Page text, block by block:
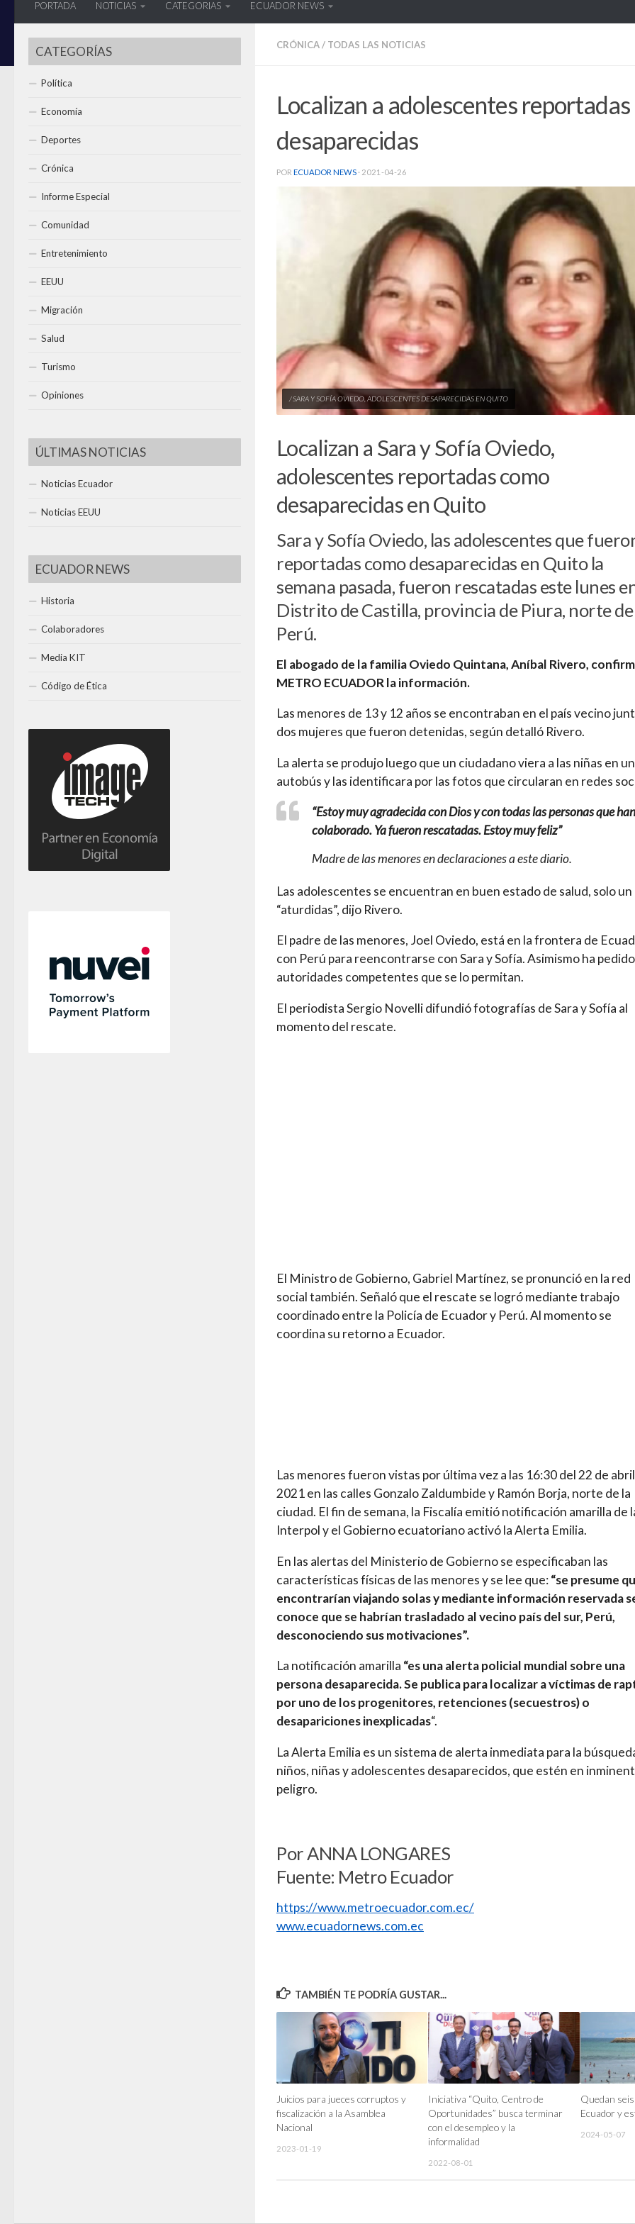
PORTADA NOTICIAS CATEGORIAS ECUADOR NEWS
CRÓNICA/ TODAS LAS NOTICIAS
Localizan a adolescentes
desaparecidas
POR ECUADOR NEWS · 2021-04-26
/ SARA Y SOFÍA OVIEDO, ADOLESCENTES DESAPARECIDAS EN QUITO
Localizan a Sara y Sofía Oviedo,
adolescentes reportadas como
desaparecidas en Quito
Sara y Sofía Oviedo, las adolescentes que
reportadas como desaparecidas en Quito la
semana pasada, fueron rescatadas este lunes
Distrito de Castilla, provincia de Piura, norte de
Perú.
El abogado de la familia Oviedo Quintana, Aníbal Rivero,
METRO ECUADOR la información.
Las menores de 13 y 12 años se encontraban en el país vecino
dos mujeres que fueron detenidas, según detalló Rivero.
La alerta se produjo luego que un ciudadano viera a las niñas en un
autobús y las identificara por las fotos que circularan en redes
“Estoy muy agradecida con Dios y con todas las personas que han
colaborado. Ya fueron rescatadas. Estoy muy feliz”
Madre de las menores en declaraciones a este diario.
Las adolescentes se encuentran en buen estado de salud, solo un
“aturdidas”, dijo Rivero.
El padre de las menores, Joel Oviedo, está en la frontera de
con Perú para reencontrarse con Sara y Sofía. Asimismo ha pedido
autoridades competentes que se lo permitan.
El periodista Sergio Novelli difundió fotografías de Sara y Sofía al
momento del rescate.
El Ministro de Gobierno, Gabriel Martínez, se pronunció en la red
social también. Señaló que el rescate se logró mediante trabajo
coordinado entre la Policía de Ecuador y Perú. Al momento se
coordina su retorno a Ecuador.
Las menores fueron vistas por última vez a las 16:30 del 22 de
2021 en las calles Gonzalo Zaldumbide y Ramón Borja, norte de la
ciudad. El fin de semana, la Fiscalía emitió notificación amarilla de
Interpol y el Gobierno ecuatoriano activó la Alerta Emilia.
En las alertas del Ministerio de Gobierno se especificaban las
características físicas de las menores y se lee que:“se presume
encontrarían viajando solas y mediante información reservada
conoce que se habrían trasladado al vecino país del sur, Perú,
desconociendo sus motivaciones”.
La notificación amarilla “es una alerta policial mundial sobre una
persona desaparecida. Se publica para localizar a víctimas de
por uno de los progenitores, retenciones (secuestros) o
desapariciones inexplicadas“.
La Alerta Emilia es un sistema de alerta inmediata para la
niños, niñas y adolescentes desaparecidos, que estén en
peligro.
Por ANNA LONGARES
Fuente: Metro Ecuador
https://www.metroecuador.com.ec/
www.ecuadornews.com.ec
TAMBIÉN TE PODRÍA GUSTAR...
Juicios para jueces corruptos y
fiscalización a la Asamblea
Nacional
2023-01-19
Iniciativa “Quito, Centro de
Oportunidades” busca terminar
con el desempleo y la
informalidad
2022-08-01
Quedan
Ecuador y
2024-05-07
CATEGORÍAS
Política
Economía
Deportes
Crónica
Informe Especial
Comunidad
Entretenimiento
EEUU
Migración
Salud
Turismo
Opiniones
ÚLTIMAS NOTICIAS
Noticias Ecuador
Noticias EEUU
ECUADOR NEWS
Historia
Colaboradores
Media KIT
Código de Ética